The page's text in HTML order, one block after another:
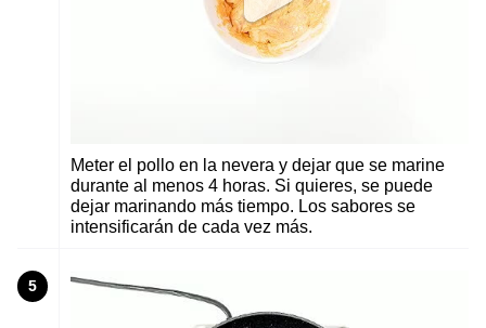
Meter el pollo en la nevera y dejar que se marine
durante al menos 4 horas. Si quieres, se puede
dejar marinando más tiempo. Los sabores se
intensificarán de cada vez más.
5